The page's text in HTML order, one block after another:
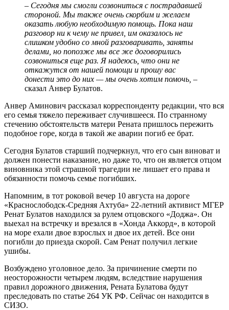
– Сегодня мы смогли созвониться с пострадавшей
стороной. Мы также очень скорбим и желаем
оказать любую необходимую помощь. Пока наш
разговор ни к чему не привел, им оказалось не
слишком удобно со мной разговаривать, заняты
делами, но попозже мы все же договорились
созвониться еще раз. Я надеюсь, что они не
откажутся от нашей помощи и прошу вас
донести это до них — мы очень хотим помочь, –
сказал Анвер Булатов.
Анвер Аминович рассказал корреспонденту редакции, что вся
его семья тяжело переживает случившееся. По странному
стечению обстоятельств матери Рената пришлось пережить
подобное горе, когда в такой же аварии погиб ее брат.
Сегодня Булатов старший подчеркнул, что его сын виноват и
должен понести наказание, но даже то, что он является отцом
виновника этой страшной трагедии не лишает его права и
обязанности помочь семье погибших.
Напомним, в тот роковой вечер 10 августа на дороге
«Краснослободск-Средняя Ахтуба» 22-летний активист МГЕР
Ренат Булатов находился за рулем отцовского «Доджа». Он
выехал на встречку и врезался в «Хонда Аккорд», в которой
на море ехали двое взрослых и двое их детей. Все они
погибли до приезда скорой. Сам Ренат получил легкие
ушибы.
Возбуждено уголовное дело. За причинение смерти по
неосторожности четырем людям, вследствие нарушения
правил дорожного движения, Рената Булатова будут
преследовать по статье 264 УК РФ. Сейчас он находится в
СИЗО.